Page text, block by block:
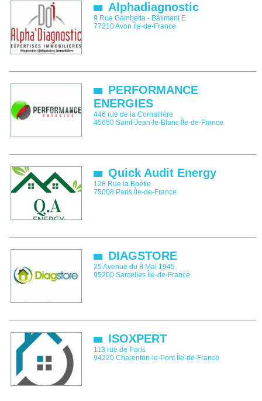
Alphadiagnostic
9 Rue Gambetta - Bâtiment E
77210Avon Île-de-France
PERFORMANCE
ENERGIES
446 rue de la Cornaillère
45650 Saint-Jean-le-Blanc Île-de-France
Quick Audit Energy
128 Rue la Boétie
75008 Paris Île-de-France
DIAGSTORE
25 Avenue du 8 Mai 1945
95200 Sarcelles Île-de-France
ISOXPERT
113 rue de Paris
94220 Charenton-le-Pont Île-de-France